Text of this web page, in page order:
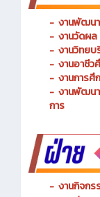
- งานพัฒนา
- งานวัดผล
- งานวิทยบ
- งานอาชีว
- งานการศึ
- งานพัฒนา